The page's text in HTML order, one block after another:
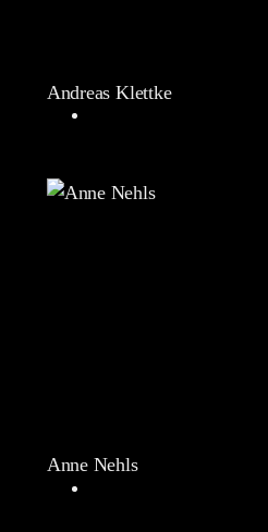
Andreas Klettke
Anne Nehls